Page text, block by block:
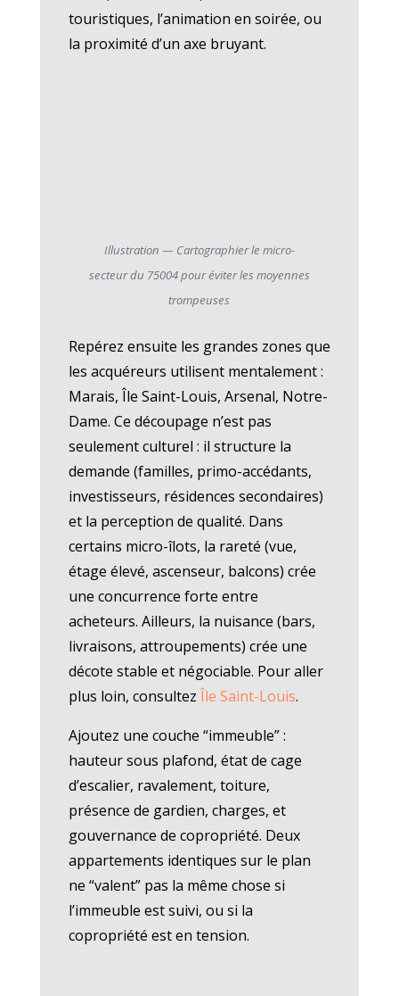
touristiques, l’animation en soirée, ou
la proximité d’un axe bruyant.
Illustration — Cartographier le micro-
secteur du 75004 pour éviter les moyennes
trompeuses
Repérez ensuite les grandes zones que
les acquéreurs utilisent mentalement :
Marais, Île Saint-Louis, Arsenal, Notre-
Dame. Ce découpage n’est pas
seulement culturel : il structure la
demande (familles, primo-accédants,
investisseurs, résidences secondaires)
et la perception de qualité. Dans
certains micro-îlots, la rareté (vue,
étage élevé, ascenseur, balcons) crée
une concurrence forte entre
acheteurs. Ailleurs, la nuisance (bars,
livraisons, attroupements) crée une
décote stable et négociable. Pour aller
plus loin, consultez Île Saint-Louis.
Ajoutez une couche “immeuble” :
hauteur sous plafond, état de cage
d’escalier, ravalement, toiture,
présence de gardien, charges, et
gouvernance de copropriété. Deux
appartements identiques sur le plan
ne “valent” pas la même chose si
l’immeuble est suivi, ou si la
copropriété est en tension.